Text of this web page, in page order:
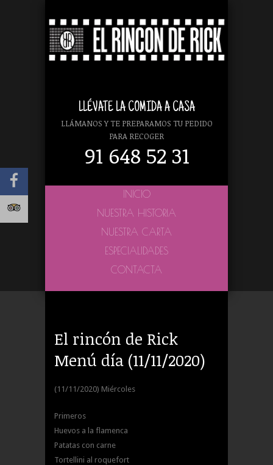
LLÉVATE LA COMIDA A CASA
LLÁMANOS Y TE PREPARAMOS TU PEDIDO
PARA RECOGER
91 648 52 31
INICIO
NUESTRA HISTORIA
NUESTRA CARTA
ESPECIALIDADES
CONTACTA
El rincón de Rick
Menú día (11/11/2020)
(11/11/2020) Miércoles
Primeros
Huevos a la flamenca
Patatas con carne
Tortellini al roquefort